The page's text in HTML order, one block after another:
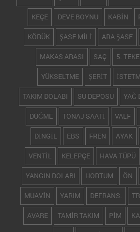
KEÇE DEVE BOYNU KABİN
KÖRÜK ŞASE MİLİ ARA ŞASE
MAKAS ARASI SAÇ 5.
YÜKSELTME ŞERİT
TAKIM DOLABI SU DEPOSU YAĞ
DÜĞME TONAJ SAATİ VALF
DİNGİL EBS FREN AYAK
VENTİL KELEPÇE HAVA TÜPÜ
YANGIN DOLABI HORTUM ÖN
MUAVİN YARIM DEFRANS.
AVARE TAMİR TAKIM PİM